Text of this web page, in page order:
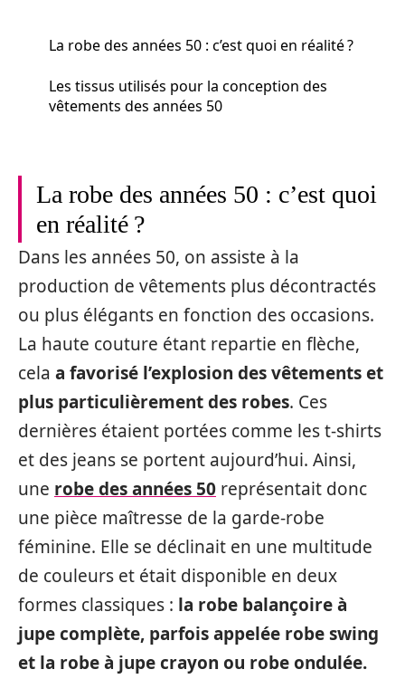
La robe des années 50 : c’est quoi en réalité ?
Les tissus utilisés pour la conception des
vêtements des années 50
La robe des années 50 : c’est quoi
en réalité ?
Dans les années 50, on assiste à la
production de vêtements plus décontractés
ou plus élégants en fonction des occasions.
La haute couture étant repartie en flèche,
cela a favorisé l’explosion des vêtements et
plus particulièrement des robes. Ces
dernières étaient portées comme les t-shirts
et des jeans se portent aujourd’hui. Ainsi,
une robe des années 50 représentait donc
une pièce maîtresse de la garde-robe
féminine. Elle se déclinait en une multitude
de couleurs et était disponible en deux
formes classiques : la robe balançoire à
jupe complète, parfois appelée robe swing
et la robe à jupe crayon ou robe ondulée.